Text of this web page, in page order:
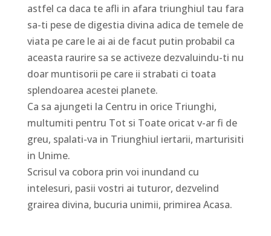
astfel ca daca te afli in afara triunghiul tau fara
sa-ti pese de digestia divina adica de temele de
viata pe care le ai ai de facut putin probabil ca
aceasta raurire sa se activeze dezvaluindu-ti nu
doar muntisorii pe care ii strabati ci toata
splendoarea acestei planete.
Ca sa ajungeti la Centru in orice Triunghi,
multumiti pentru Tot si Toate oricat v-ar fi de
greu, spalati-va in Triunghiul iertarii, marturisiti
in Unime.
Scrisul va cobora prin voi inundand cu
intelesuri, pasii vostri ai tuturor, dezvelind
grairea divina, bucuria unimii, primirea Acasa.